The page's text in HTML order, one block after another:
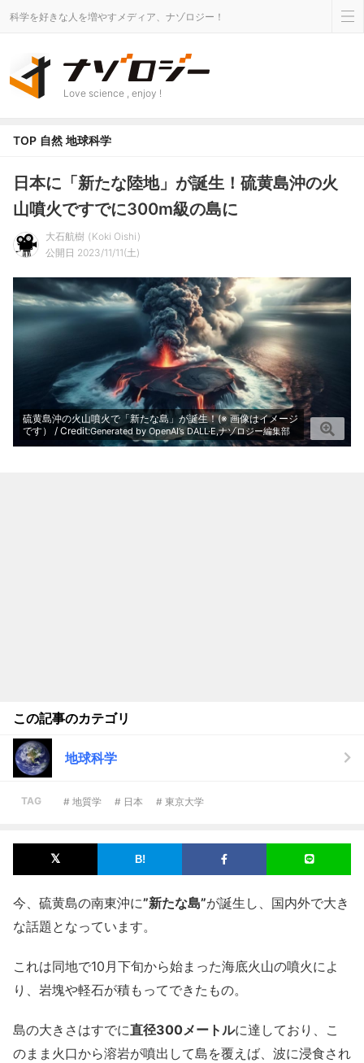
科学を好きな人を増やすメディア、ナゾロジー！
Love science , enjoy !
TOP 自然 地球科学
日本に「新たな陸地」が誕生！硫黄島沖の火
山噴火ですでに300m級の島に
大石航樹
Koki Oishi
公開日 2023/11/11(土)
硫黄島沖の火山噴火で「新たな島」が誕生！(※ 画像はイメージ
です） / Credit:Generated by OpenAI’s DALL·E,ナゾロジー編集部
この記事のカテゴリ
地球科学
TAG # 地質学 # 日本 # 東京大学
今、硫黄島の南東沖に”新たな島”が誕生し、国内外で大き
な話題となっています。
これは同地で10月下旬から始まった海底火山の噴火によ
り、岩塊や軽石が積もってできたもの。
島の大きさはすでに直径300メートルに達しており、こ
のまま火口から溶岩が噴出して島を覆えば、波に浸食され